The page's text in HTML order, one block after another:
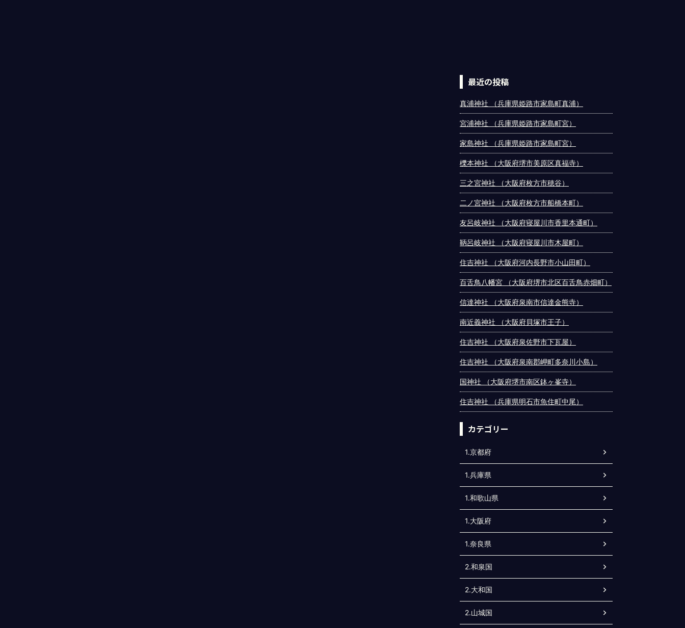
最近の投稿
真浦神社 （兵庫県姫路市家島町真浦）
宮浦神社 （兵庫県姫路市家島町宮）
家島神社 （兵庫県姫路市家島町宮）
櫟本神社 （大阪府堺市美原区真福寺）
三之宮神社 （大阪府枚方市穂谷）
二ノ宮神社 （大阪府枚方市船橋本町）
友呂岐神社 （大阪府寝屋川市香里本通町）
鞆呂岐神社 （大阪府寝屋川市木屋町）
住吉神社 （大阪府河内長野市小山田町）
百舌鳥八幡宮 （大阪府堺市北区百舌鳥赤畑町）
信達神社 （大阪府泉南市信達金熊寺）
南近義神社 （大阪府貝塚市王子）
住吉神社 （大阪府泉佐野市下瓦屋）
住吉神社 （大阪府泉南郡岬町多奈川小島）
国神社 （大阪府堺市南区鉢ヶ峯寺）
住吉神社 （兵庫県明石市魚住町中尾）
カテゴリー
1.京都府
1.兵庫県
1.和歌山県
1.大阪府
1.奈良県
2.和泉国
2.大和国
2.山城国